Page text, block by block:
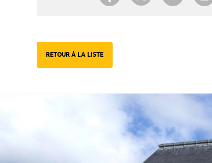
RETOUR À LA LISTE